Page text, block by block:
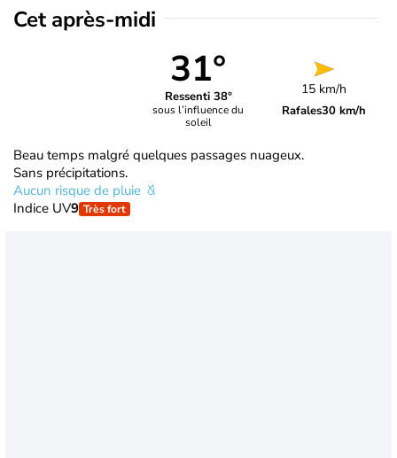
Cet après-midi
31°
Ressenti 38°
sous l’influence du
soleil
15 km/h
Rafales30 km/h
Beau temps malgré quelques passages nuageux.
Sans précipitations.
Aucun risque de pluie
Indice UV9 Très fort